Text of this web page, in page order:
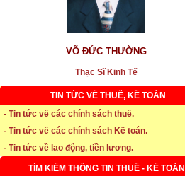
VÕ ĐỨC THƯỜNG
Thạc Sĩ Kinh Tế
TIN TỨC VỀ THUẾ, KẾ TOÁN
- Tin tức về các chính sách thuế.
- Tin tức về các chính sách Kế toán.
- Tin tức về lao động, tiền lương.
TÌM KIẾM THÔNG TIN THUẾ - KẾ TOÁN
* Thời hạn đăng ký bảo hiểm thất nghiệp
* Thời hiệu xử phạt trong xây dựng